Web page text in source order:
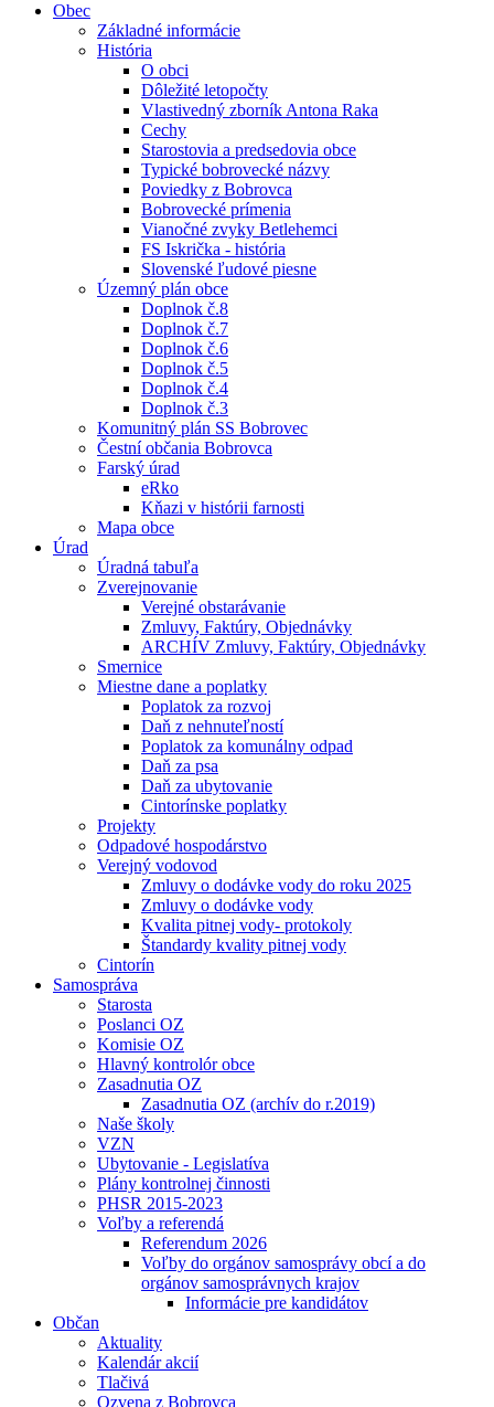
Obec
Základné informácie
História
O obci
Dôležité letopočty
Vlastivedný zborník Antona Raka
Cechy
Starostovia a predsedovia obce
Typické bobrovecké názvy
Poviedky z Bobrovca
Bobrovecké prímenia
Vianočné zvyky Betlehemci
FS Iskrička - história
Slovenské ľudové piesne
Územný plán obce
Doplnok č.8
Doplnok č.7
Doplnok č.6
Doplnok č.5
Doplnok č.4
Doplnok č.3
Komunitný plán SS Bobrovec
Čestní občania Bobrovca
Farský úrad
eRko
Kňazi v histórii farnosti
Mapa obce
Úrad
Úradná tabuľa
Zverejnovanie
Verejné obstarávanie
Zmluvy, Faktúry, Objednávky
ARCHÍV Zmluvy, Faktúry, Objednávky
Smernice
Miestne dane a poplatky
Poplatok za rozvoj
Daň z nehnuteľností
Poplatok za komunálny odpad
Daň za psa
Daň za ubytovanie
Cintorínske poplatky
Projekty
Odpadové hospodárstvo
Verejný vodovod
Zmluvy o dodávke vody do roku 2025
Zmluvy o dodávke vody
Kvalita pitnej vody- protokoly
Štandardy kvality pitnej vody
Cintorín
Samospráva
Starosta
Poslanci OZ
Komisie OZ
Hlavný kontrolór obce
Zasadnutia OZ
Zasadnutia OZ (archív do r.2019)
Naše školy
VZN
Ubytovanie - Legislatíva
Plány kontrolnej činnosti
PHSR 2015-2023
Voľby a referendá
Referendum 2026
Voľby do orgánov samosprávy obcí a do
orgánov samosprávnych krajov
Informácie pre kandidátov
Občan
Aktuality
Kalendár akcií
Tlačivá
Ozvena z Bobrovca